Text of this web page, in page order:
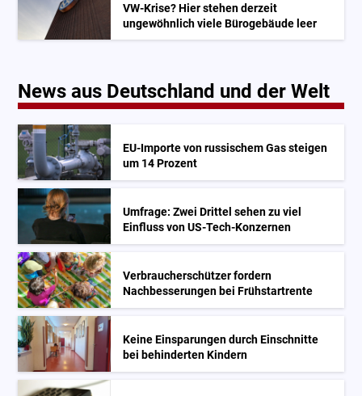
VW-Krise? Hier stehen derzeit
ungewöhnlich viele Bürogebäude leer
News aus Deutschland und der Welt
EU-Importe von russischem Gas steigen
um 14 Prozent
Umfrage: Zwei Drittel sehen zu viel
Einfluss von US-Tech-Konzernen
Verbraucherschützer fordern
Nachbesserungen bei Frühstartrente
Keine Einsparungen durch Einschnitte
bei behinderten Kindern